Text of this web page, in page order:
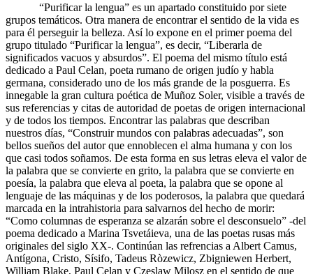
“Purificar la lengua” es un apartado constituido por siete
grupos temáticos. Otra manera de encontrar el sentido de la vida es
para él perseguir la belleza. Así lo expone en el primer poema del
grupo titulado “Purificar la lengua”, es decir, “Liberarla de
significados vacuos y absurdos”. El poema del mismo título está
dedicado a Paul Celan, poeta rumano de origen judío y habla
germana, considerado uno de los más grande de la posguerra. Es
innegable la gran cultura poética de Muñoz Soler, visible a través de
sus referencias y citas de autoridad de poetas de origen internacional
y de todos los tiempos. Encontrar las palabras que describan
nuestros días, “Construir mundos con palabras adecuadas”, son
bellos sueños del autor que ennoblecen el alma humana y con los
que casi todos soñamos. De esta forma en sus letras eleva el valor de
la palabra que se convierte en grito, la palabra que se convierte en
poesía, la palabra que eleva al poeta, la palabra que se opone al
lenguaje de las máquinas y de los poderosos, la palabra que quedará
marcada en la intrahistoria para salvarnos del hecho de morir:
“Como columnas de esperanza se alzarán sobre el desconsuelo” -del
poema dedicado a Marina Tsvetáieva, una de las poetas rusas más
originales del siglo XX-. Continúan las refrencias a Albert Camus,
Antígona, Cristo, Sísifo, Tadeus Ròzewicz, Zbigniewen Herbert,
William Blake, Paul Celan y Czeslaw Milosz en el sentido de que